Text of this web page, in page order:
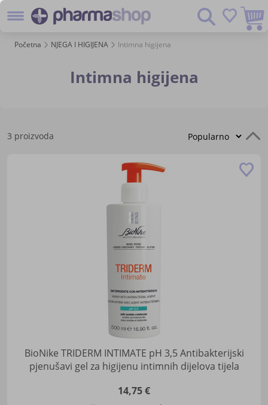
Pretraživanje
na
sadržaj
Početna NJEGA I HIGIJENA Intimna higijena
Intimna higijena
3 proizvoda
BioNike TRIDERM INTIMATE pH 3,5 Antibakterijski
pjenušavi gel za higijenu intimnih dijelova tijela
14,75 €